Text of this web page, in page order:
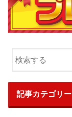
記事カテゴリー